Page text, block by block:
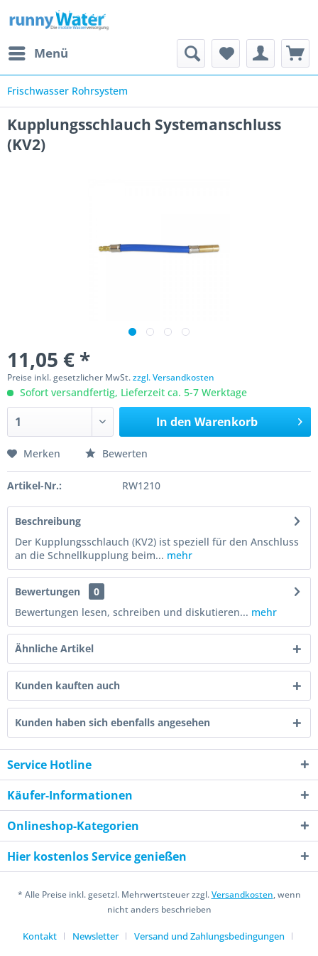
Menü
Frischwasser Rohrsystem
Kupplungsschlauch Systemanschluss
(KV2)
11,05 € *
Preise inkl. gesetzlicher MwSt.zzgl. Versandkosten
Sofort versandfertig, Lieferzeit ca. 5-7 Werktage
In den Warenkorb
Merken Bewerten
Artikel-Nr.: RW1210
Beschreibung
Der Kupplungsschlauch (KV2) ist speziell für den Anschluss
an die Schnellkupplung beim... mehr
Bewertungen
0
Bewertungen lesen, schreiben und diskutieren... mehr
Ähnliche Artikel
Kunden kauften auch
Kunden haben sich ebenfalls angesehen
Service Hotline
Käufer-Informationen
Onlineshop-Kategorien
Hier kostenlos Service genießen
* Alle Preise inkl. gesetzl. Mehrwertsteuer zzgl.Versandkosten, wenn
nicht anders beschrieben
Kontakt Newsletter
Versand und Zahlungsbedingungen